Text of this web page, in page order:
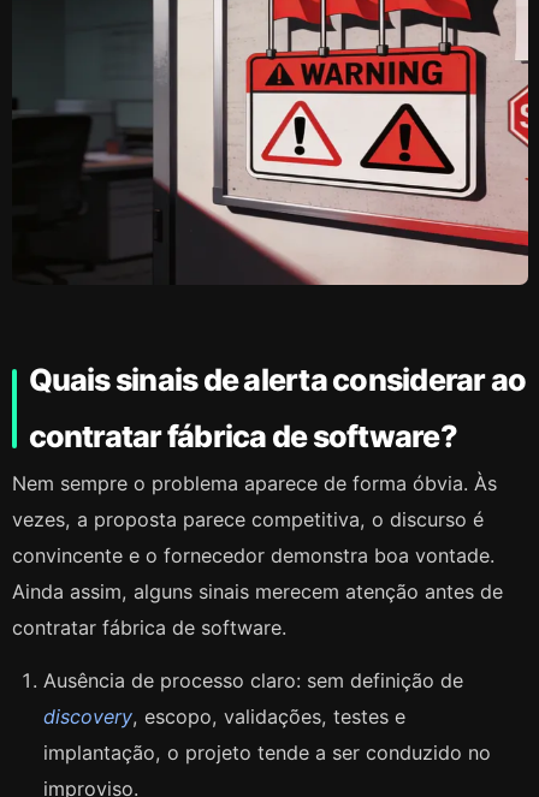
Quais sinais de alerta considerar ao
contratar fábrica de software?
Nem sempre o problema aparece de forma óbvia. Às
vezes, a proposta parece competitiva, o discurso é
convincente e o fornecedor demonstra boa vontade.
Ainda assim, alguns sinais merecem atenção antes de
contratar fábrica de software.
Ausência de processo claro: sem definição de
discovery, escopo, validações, testes e
implantação, o projeto tende a ser conduzido no
improviso.